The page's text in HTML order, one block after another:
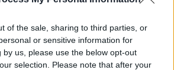
of the sale, sharing to third parties, or
or sensitive information for
by us, please use the below opt-out
selection. Please note that after your
Brittien